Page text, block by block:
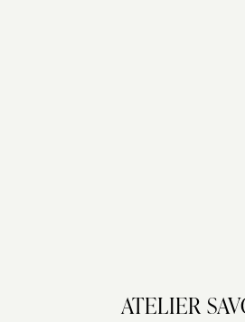
ATELIER